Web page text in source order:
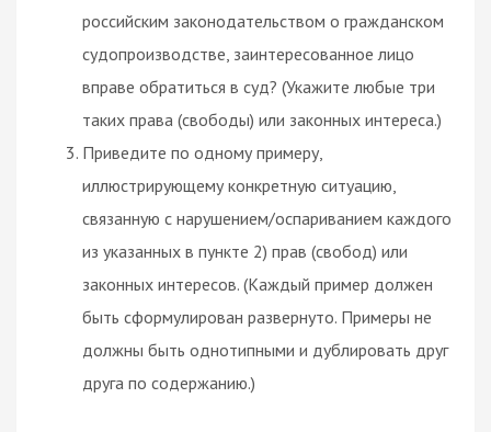
российским законодательством о гражданском
судопроизводстве, заинтересованное лицо
вправе обратиться в суд? (Укажите любые три
таких права (свободы) или законных интереса.)
Приведите по одному примеру,
иллюстрирующему конкретную ситуацию,
связанную с нарушением/оспариванием каждого
из указанных в пункте 2) прав (свобод) или
законных интересов. (Каждый пример должен
быть сформулирован развернуто. Примеры не
должны быть однотипными и дублировать друг
друга по содержанию.)